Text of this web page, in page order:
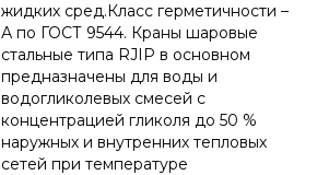
жидких сред.Класс герметичности –
А по ГОСТ 9544. Краны шаровые
стальные типа RJIP в основном
предназначены для воды и
водогликолевых смесей с
концентрацией гликоля до 50 %
наружных и внутренних тепловых
сетей при температуре